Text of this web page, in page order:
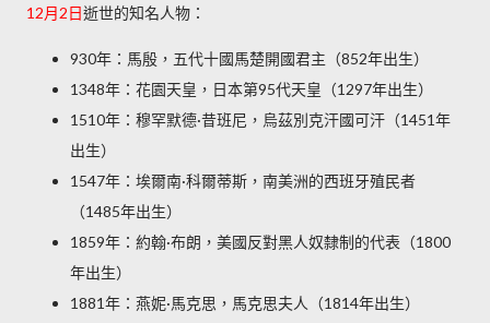
12月2日逝世的知名人物：
930年：馬殷，五代十國馬楚開國君主（852年出生）
1348年：花園天皇，日本第95代天皇（1297年出生）
1510年：穆罕默德·昔班尼，烏茲別克汗國可汗（1451年
出生）
1547年：埃爾南·科爾蒂斯，南美洲的西班牙殖民者
（1485年出生）
1859年：約翰·布朗，美國反對黑人奴隸制的代表（1800
年出生）
1881年：燕妮·馬克思，馬克思夫人（1814年出生）